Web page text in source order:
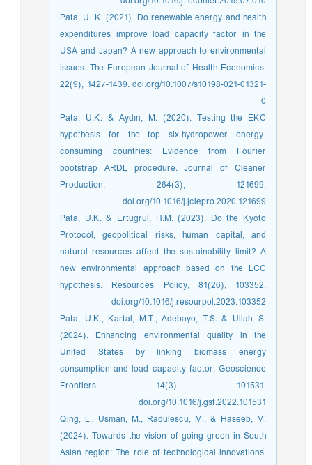
Pata, U. K. (2021). Do renewable energy and health
expenditures improve load capacity factor in the
USA and Japan? A new approach to environmental
issues. The European Journal of Health Economics,
22(9), 1427-1439. doi.org/10.1007/s10198-021-01321-
0
Pata, U.K. & Aydın, M. (2020). Testing the EKC
hypothesis for the top six-hydropower energy-
consuming countries: Evidence from Fourier
bootstrap ARDL procedure. Journal of Cleaner
Production. 264(3), 121699.
doi.org/10.1016/j.jclepro.2020.121699
Pata, U.K. & Ertugrul, H.M. (2023). Do the Kyoto
Protocol, geopolitical risks, human capital, and
natural resources affect the sustainability limit? A
new environmental approach based on the LCC
hypothesis. Resources Policy, 81(26), 103352.
doi.org/10.1016/j.resourpol.2023.103352
Pata, U.K., Kartal, M.T., Adebayo, T.S. & Ullah, S.
(2024). Enhancing environmental quality in the
United States by linking biomass energy
consumption and load capacity factor. Geoscience
Frontiers, 14(3), 101531.
doi.org/10.1016/j.gsf.2022.101531
Qing, L., Usman, M., Radulescu, M., & Haseeb, M.
(2024). Towards the vision of going green in South
Asian region: The role of technological innovations,